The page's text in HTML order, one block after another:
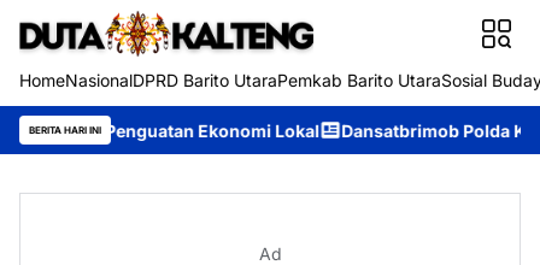
HomeNasionalDPRD Barito UtaraPemkab Barito UtaraSosial
BERITA HARI INI
Ekonomi Lokal Dansatbrimob Polda Kalteng Pimpin
Ad